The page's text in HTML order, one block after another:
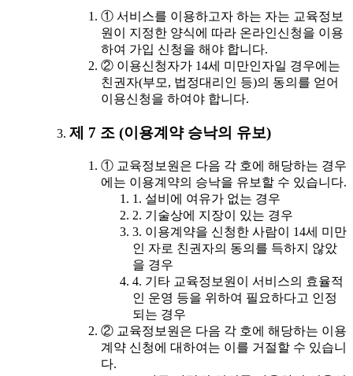
① 서비스를 이용하고자 하는 자는 교육정보
원이 지정한 양식에 따라 온라인신청을 이용
하여 가입 신청을 해야 합니다.
② 이용신청자가 14세 미만인자일 경우에는
친권자(부모, 법정대리인 등)의 동의를 얻어
이용신청을 하여야 합니다.
제 7 조 (이용계약 승낙의 유보)
① 교육정보원은 다음 각 호에 해당하는 경우
에는 이용계약의 승낙을 유보할 수 있습니다.
1. 설비에 여유가 없는 경우
2. 기술상에 지장이 있는 경우
3. 이용계약을 신청한 사람이 14세 미만
인 자로 친권자의 동의를 득하지 않았
을 경우
4. 기타 교육정보원이 서비스의 효율적
인 운영 등을 위하여 필요하다고 인정
되는 경우
② 교육정보원은 다음 각 호에 해당하는 이용
계약 신청에 대하여는 이를 거절할 수 있습니
다.